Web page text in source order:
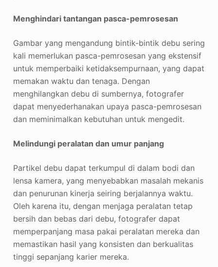
Menghindari tantangan pasca-pemrosesan
Gambar yang mengandung bintik-bintik debu sering
kali memerlukan pasca-pemrosesan yang ekstensif
untuk memperbaiki ketidaksempurnaan, yang dapat
memakan waktu dan tenaga. Dengan
menghilangkan debu di sumbernya, fotografer
dapat menyederhanakan upaya pasca-pemrosesan
dan meminimalkan kebutuhan untuk mengedit.
Melindungi peralatan dan umur panjang
Partikel debu dapat terkumpul di dalam bodi dan
lensa kamera, yang menyebabkan masalah mekanis
dan penurunan kinerja seiring berjalannya waktu.
Oleh karena itu, dengan menjaga peralatan tetap
bersih dan bebas dari debu, fotografer dapat
memperpanjang masa pakai peralatan mereka dan
memastikan hasil yang konsisten dan berkualitas
tinggi sepanjang karier mereka.